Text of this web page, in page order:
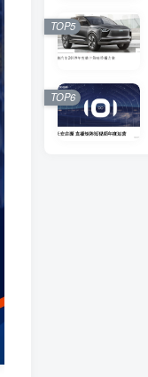
TOP5
TOP6